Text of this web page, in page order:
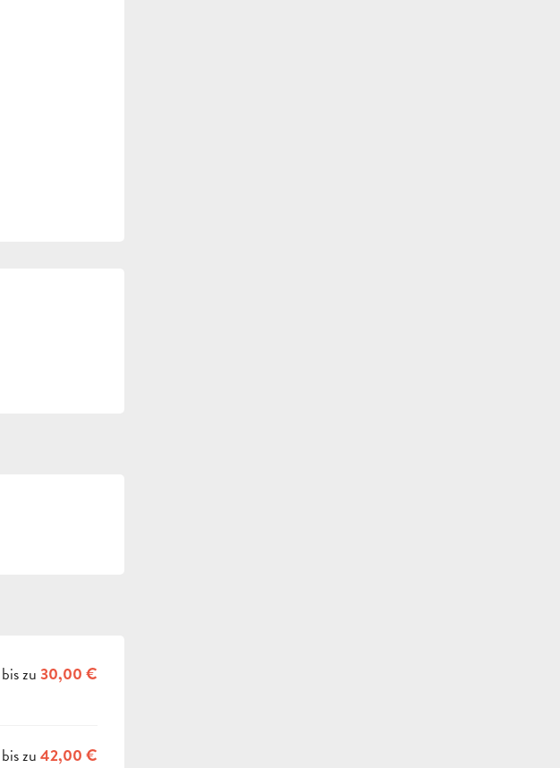
bis zu30,00 €
bis zu42,00 €